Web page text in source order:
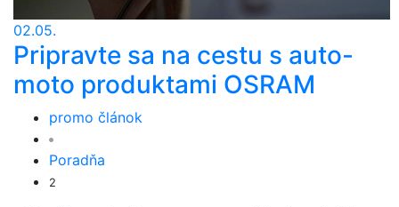
02.05.
Pripravte sa na cestu s auto-
moto produktami OSRAM
promo článok
Poradňa
2